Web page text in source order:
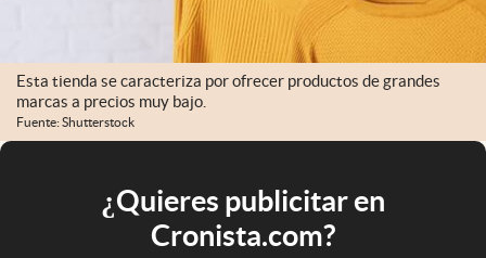
Esta tienda se caracteriza por ofrecer productos de grandes
marcas a precios muy bajo.
Fuente: Shutterstock
¿Quieres publicitar en
Cronista.com?